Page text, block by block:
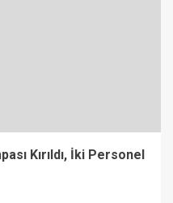
Kırıldı, İki Personel